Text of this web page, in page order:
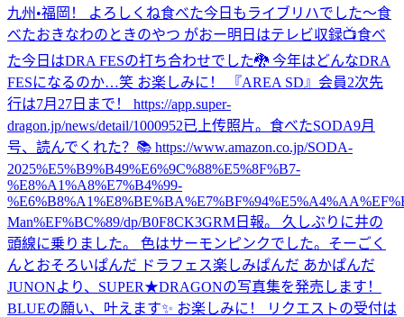
九州•福岡！ よろしくね食べた今日もライブリハでした〜食
べたおきなわのときのやつ がおー明日はテレビ収録📺食べ
た今日はDRA FESの打ち合わせでした🐉 今年はどんなDRA
FESになるのか…笑 お楽しみに！ 『AREA SD』会員2次先
行は7月27日まで！ https://app.super-
dragon.jp/news/detail/1000952已上传照片。 食べたSODA9月
号、読んでくれた？📚 https://www.amazon.co.jp/SODA-
2025%E5%B9%B49%E6%9C%88%E5%8F%B7-
%E8%A1%A8%E7%B4%99-
Man%EF%BC%89/dp/B0F8CK3GRM 日報。 久しぶりに井の
頭線に乗りました。 色はサーモンピンクでした。 そーごく
んとおそろいぱんだ ドラフェス楽しみぱんだ あかぱんだ
JUNONより、SUPER★DRAGONの写真集を発売します！
BLUEの願い、叶えます✨ お楽しみに！ リクエストの受付は